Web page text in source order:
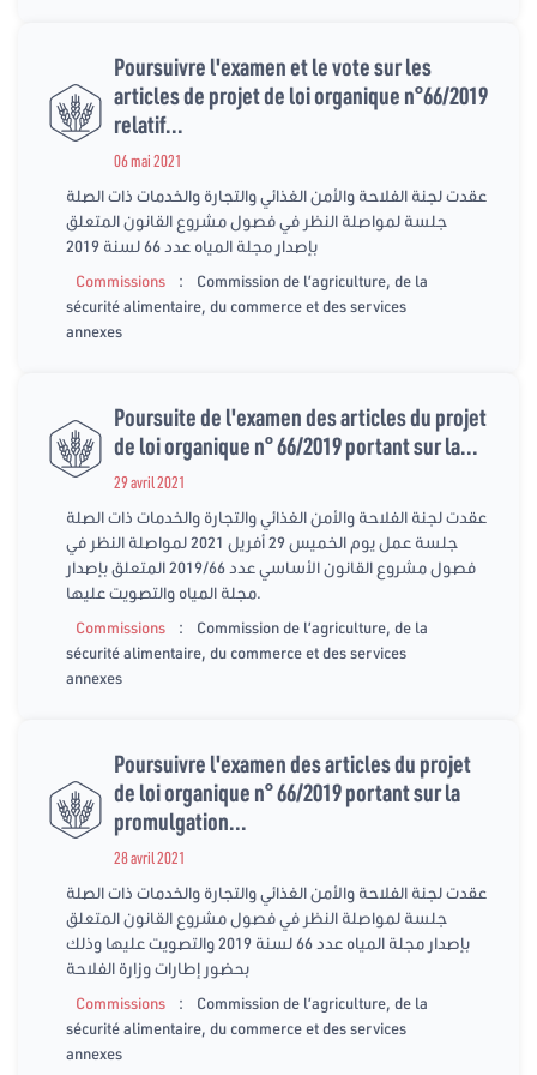
Poursuivre l'examen et le vote sur les
articles de projet de loi organique n°66/2019
relatif...
06 mai 2021
عقدت لجنة الفلاحة والأمن الغذائي والتجارة والخدمات ذات الصلة
جلسة لمواصلة النظر في فصول مشروع القانون المتعلق
بإصدار مجلة المياه عدد 66 لسنة 2019
Commissions
:
Commission de l’agriculture, de la
sécurité alimentaire, du commerce et des services
annexes
Poursuite de l'examen des articles du projet
de loi organique n° 66/2019 portant sur la...
29 avril 2021
عقدت لجنة الفلاحة والأمن الغذائي والتجارة والخدمات ذات الصلة
جلسة عمل يوم الخميس 29 أفريل 2021 لمواصلة النظر في
فصول مشروع القانون الأساسي عدد 2019/66 المتعلق بإصدار
مجلة المياه والتصويت عليها.
Commissions
:
Commission de l’agriculture, de la
sécurité alimentaire, du commerce et des services
annexes
Poursuivre l'examen des articles du projet
de loi organique n° 66/2019 portant sur la
promulgation...
28 avril 2021
عقدت لجنة الفلاحة والأمن الغذائي والتجارة والخدمات ذات الصلة
جلسة لمواصلة النظر في فصول مشروع القانون المتعلق
بإصدار مجلة المياه عدد 66 لسنة 2019 والتصويت عليها وذلك
بحضور إطارات وزارة الفلاحة
Commissions
:
Commission de l’agriculture, de la
sécurité alimentaire, du commerce et des services
annexes